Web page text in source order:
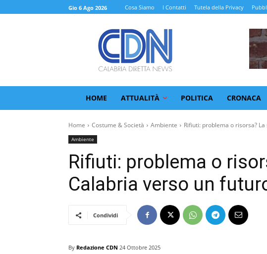
Gio 6 Ago 2026 Cosa Siamo I Contatti Tutela della Privacy
HOME ATTUALITÀ POLITICA CRONACA
Home Costume & Società Ambiente Rifiuti: problema o risorsa? La
Ambiente
Rifiuti: problema o
Calabria verso un
Condividi
By Redazione CDN 24 Ottobre 2025